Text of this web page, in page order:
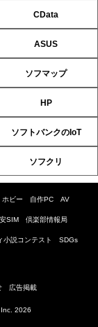
CData
ASUS
ソフマップ
HP
ソフトバンクのIoT
ソフクリ
ホビー 自作PC AV
SIM 倶楽部情報局
小説コンテスト SDGs
広告掲載
2026